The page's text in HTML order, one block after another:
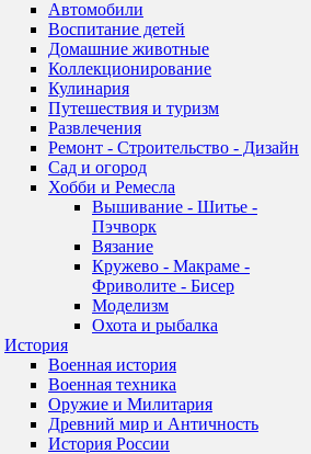
Автомобили
Воспитание детей
Домашние животные
Коллекционирование
Кулинария
Путешествия и туризм
Развлечения
Ремонт - Строительство - Дизайн
Сад и огород
Хобби и Ремесла
Вышивание - Шитье -
Пэчворк
Вязание
Кружево - Макраме -
Фриволите - Бисер
Моделизм
Охота и рыбалка
История
Военная история
Военная техника
Оружие и Милитария
Древний мир и Античность
История России